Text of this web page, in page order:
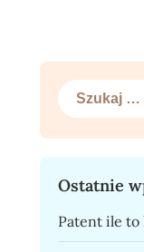
Szukaj:
Ostatnie
Patent ile to